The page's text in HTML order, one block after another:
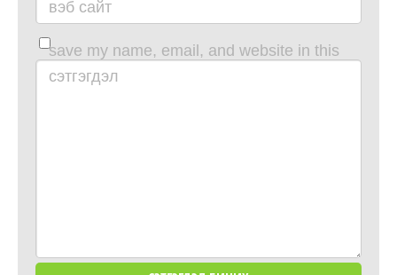
вэб сайт
save my name, email, and website in this
browser for the next time i comment.
сэтгэгдэл